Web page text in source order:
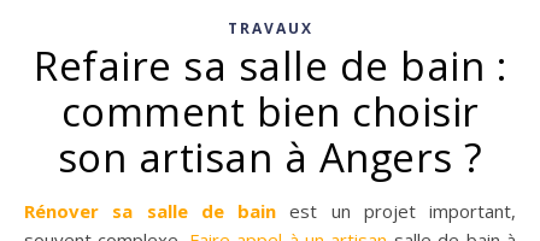
TRAVAUX
Refaire sa salle de bain :
comment bien choisir
son artisan à Angers ?
Rénover sa salle de bain est un projet important,